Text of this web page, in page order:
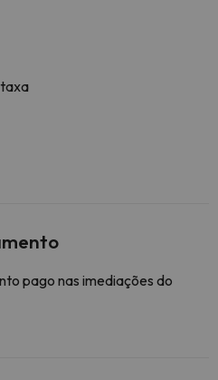
pago nas imediações do